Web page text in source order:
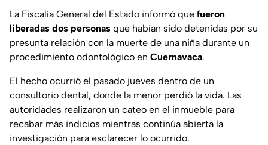
La Fiscalía General del Estado informó que fueron
liberadas dos personas que habían sido detenidas por su
presunta relación con la muerte de una niña durante un
procedimiento odontológico en Cuernavaca.
El hecho ocurrió el pasado jueves dentro de un
consultorio dental, donde la menor perdió la vida. Las
autoridades realizaron un cateo en el inmueble para
recabar más indicios mientras continúa abierta la
investigación para esclarecer lo ocurrido.